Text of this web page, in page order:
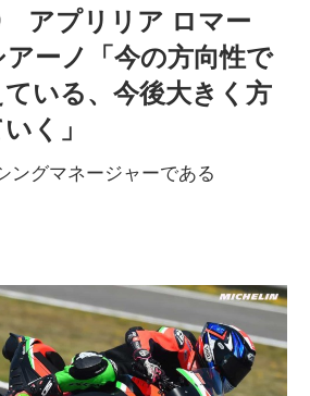
アプリリア ロマー
ーノ「今の方向性で
いる、今後大きく方
く」
ングマネージャーである